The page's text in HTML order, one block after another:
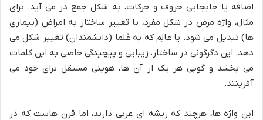
اضافه یا جابجایی حروف و حرکات، به شکل جمع در می آید. برای
مثال، واژه مرض در شکل مفرد، با تغییر ساختار به امراض (بیماری
ها) تبدیل می شود. یا عالِم که به عُلما (دانشمندان) تغییر شکل می
دهد. این دگرگونی در ساختار، زیبایی و پیچیدگی خاصی به این کلمات
می بخشد و گویی هر یک از آن ها، هویتی مستقل برای خود می
آفرینند.
این واژه ها، هرچند که ریشه ای عربی دارند، اما قرن هاست که در